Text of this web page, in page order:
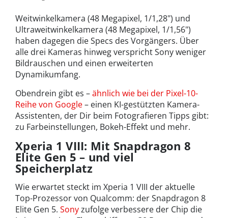
Weitwinkelkamera (48 Megapixel, 1/1,28") und
Ultraweitwinkelkamera (48 Megapixel, 1/1,56")
haben dagegen die Specs des Vorgängers. Über
alle drei Kameras hinweg verspricht Sony weniger
Bildrauschen und einen erweiterten
Dynamikumfang.
Obendrein gibt es –ähnlich wie bei der Pixel-10-
Reihe von Google– einen KI-gestützten Kamera-
Assistenten, der Dir beim Fotografieren Tipps gibt:
zu Farbeinstellungen, Bokeh-Effekt und mehr.
Xperia 1 VIII: Mit Snapdragon 8
Elite Gen 5 – und viel
Speicherplatz
Wie erwartet steckt im Xperia 1 VIII der aktuelle
Top-Prozessor von Qualcomm: der Snapdragon 8
Elite Gen 5. Sonyzufolge verbessere der Chip die